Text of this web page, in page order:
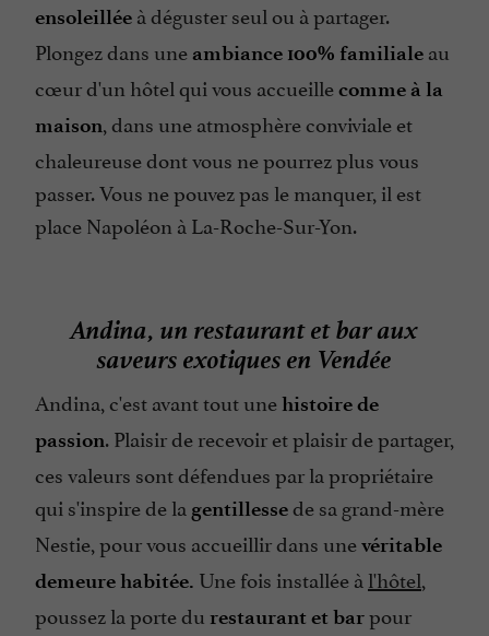
ensoleillée à déguster seul ou à partager.
Plongez dans une ambiance 100% familiale au
cœur d'un hôtel qui vous accueillecomme à la
maison, dans une atmosphère conviviale et
chaleureuse dont vous ne pourrez plus vous
passer. Vous ne pouvez pas le manquer, il est
place Napoléon à La-Roche-Sur-Yon.
Andina, un restaurant et bar aux
saveurs exotiques en Vendée
Andina, c'est avant tout unehistoire de
passion. Plaisir de recevoir et plaisir de partager,
ces valeurs sont défendues par la propriétaire
qui s'inspire de la gentillessede sa grand-mère
Nestie, pour vous accueillir dans unevéritable
demeure habitée. Une fois installée à l'hôtel,
poussez la porte du restaurant et barpour